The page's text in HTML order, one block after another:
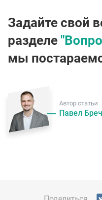
Задайте свой
разделе
мы
Автор статьи
Павел